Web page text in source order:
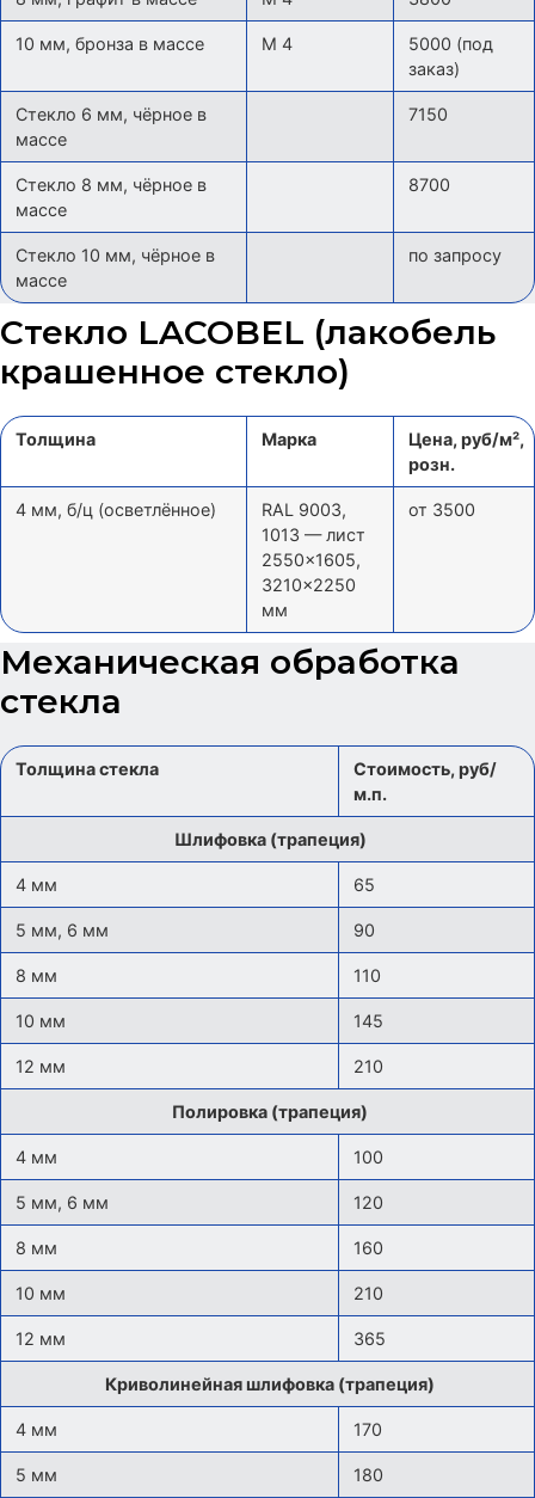
10 мм, бронза в массе М 4
5000 (под
заказ)
Стекло 6 мм, чёрное в
массе
7150
Стекло 8 мм, чёрное в
массе
8700
Стекло 10 мм, чёрное в
массе
по запросу
Стекло LACOBEL (лакобель
крашенное стекло)
Толщина Марка
Цена, руб/м²,
розн.
4 мм, б/ц (осветлённое)
RAL 9003,
1013 — лист
2550×1605,
3210×2250
мм
от 3500
Механическая обработка
стекла
Толщина стекла
Стоимость, руб/
м.п.
Шлифовка (трапеция)
4 мм 65
5 мм, 6 мм 90
8 мм 110
10 мм 145
12 мм 210
Полировка (трапеция)
4 мм 100
5 мм, 6 мм 120
8 мм 160
10 мм 210
12 мм 365
Криволинейная шлифовка (трапеция)
4 мм 170
5 мм 180